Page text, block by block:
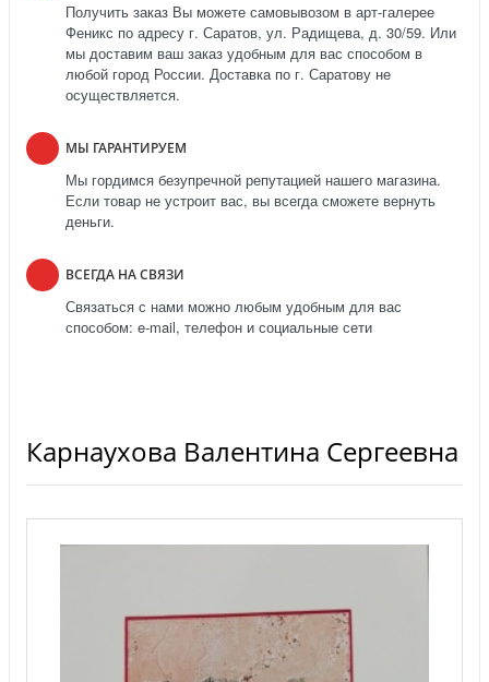
Получить заказ Вы можете самовывозом в арт-галерее
Феникс по адресу г. Саратов, ул. Радищева, д. 30/59. Или
мы доставим ваш заказ удобным для вас способом в
любой город России. Доставка по г. Саратову не
осуществляется.
МЫ ГАРАНТИРУЕМ
Мы гордимся безупречной репутацией нашего магазина.
Если товар не устроит вас, вы всегда сможете вернуть
деньги.
ВСЕГДА НА СВЯЗИ
Связаться с нами можно любым удобным для вас
способом: e-mail, телефон и социальные сети
Карнаухова Валентина Сергеевна